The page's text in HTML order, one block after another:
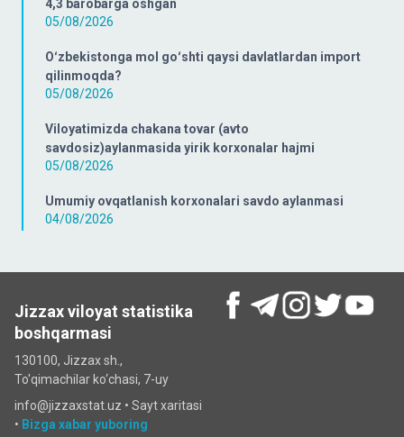
4,3 barobarga oshgan
05/08/2026
Oʻzbekistonga mol goʻshti qaysi davlatlardan import
qilinmoqda?
05/08/2026
Viloyatimizda chakana tovar (avto
savdosiz)aylanmasida yirik korxonalar hajmi
05/08/2026
Umumiy ovqatlanish korxonalari savdo aylanmasi
04/08/2026
Jizzax viloyat statistika
boshqarmasi
130100, Jizzax sh.,
To'qimachilar ko‘chаsi, 7-uy
info@jizzaxstat.uz • Sayt xaritasi
• Bizga xabar yuboring